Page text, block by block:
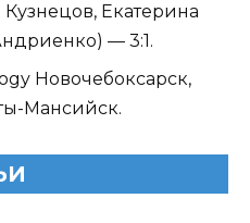
Екатерина
— 3:1.
Новочебоксарск,
Мансийск.